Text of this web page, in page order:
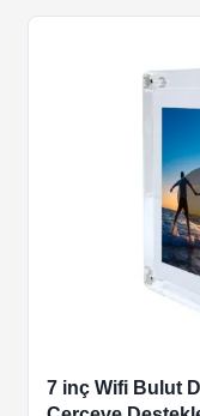
7 inç Wifi Bulut